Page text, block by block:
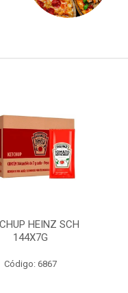
HEINZ SCH
144X7G
Código: 6867